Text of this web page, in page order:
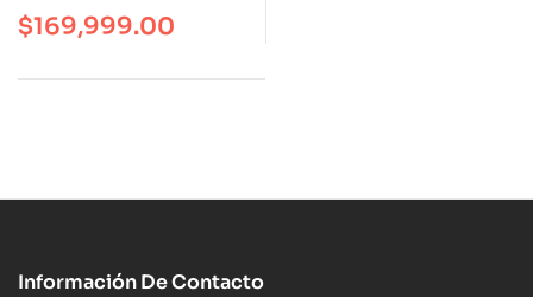
$169,999.00
Información De Contacto